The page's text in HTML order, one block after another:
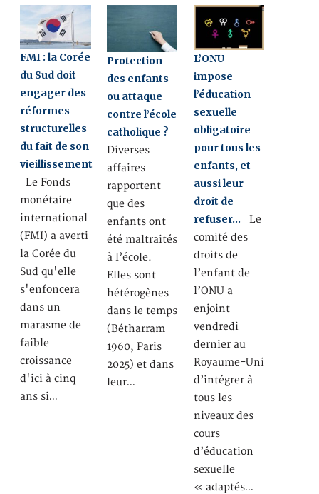
FMI : la Corée
du Sud doit
engager des
réformes
structurelles
du fait de son
vieillissement
Le Fonds
monétaire
international
(FMI) a averti
la Corée du
Sud qu'elle
s'enfoncera
dans un
marasme de
faible
croissance
d'ici à cinq
ans si…
Protection
des enfants
ou attaque
contre l’école
catholique ?
Diverses
affaires
rapportent
que des
enfants ont
été maltraités
à l’école.
Elles sont
hétérogènes
dans le temps
(Bétharram
1960, Paris
2025) et dans
leur…
L’ONU
impose
l’éducation
sexuelle
obligatoire
pour tous les
enfants, et
aussi leur
droit de
refuser… Le
comité des
droits de
l’enfant de
l’ONU a
enjoint
vendredi
dernier au
Royaume-Uni
d’intégrer à
tous les
niveaux des
cours
d’éducation
sexuelle
« adaptés…